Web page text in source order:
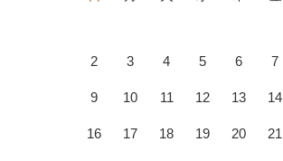
2 3 4 5 6 7
9 10 11 12 13 14
16 17 18 19 20 21